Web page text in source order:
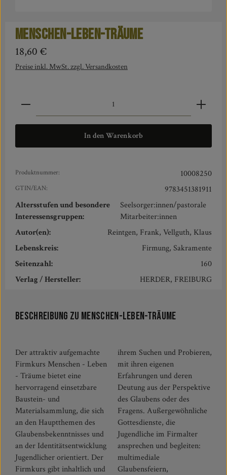
Menschen-Leben-Träume
Regulärer Preis:
18,60 €
Preise inkl. MwSt. zzgl. Versandkosten
Produkt Anzahl: Gib den gewünschten Wert ein oder
In den Warenkorb
Produktnummer: 10008250
GTIN/EAN:
9783451381911
Altersstufen und besondere
Interessensgruppen:
Seelsorger:innen/pastorale
Mitarbeiter:innen
Autor(en):
Reintgen, Frank, Vellguth, Klaus
Lebenskreis:
Firmung, Sakramente
Seitenzahl:
160
Verlag / Hersteller:
HERDER, FREIBURG
Beschreibung zu Menschen-Leben-Träume
Der attraktiv aufgemachte
Firmkurs Menschen - Leben
- Träume bietet eine
hervorragend einsetzbare
Baustein- und
Materialsammlung, die sich
an den Hauptthemen des
Glaubensbekenntnisses und
an der Identitätsentwicklung
Jugendlicher orientiert. Der
Firmkurs gibt inhaltlich und
ihrem Suchen und Probieren,
mit ihren eigenen
Erfahrungen und deren
Deutung aus der Perspektive
des Glaubens oder des
Fragens. Außergewöhnliche
Gottesdienste, die
Jugendliche im Firmalter
ansprechen und begleiten:
multimediale
Glaubensfeiern,